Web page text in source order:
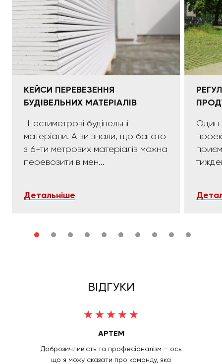
КЕЙСИ ПЕРЕВЕЗЕННЯ
БУДІВЕЛЬНИХ МАТЕРІАЛІВ
Шестиметрові будівельні
матеріали. А ви знали, що багато
з 6-ти метрових матеріалів можна
перевозити в мен...
Детальніше
Один
приємних:)).
ВІДГУКИ
Доброзичливість та професіоналізм – ось
що я можу сказати про команду, яка
АРТЕМ